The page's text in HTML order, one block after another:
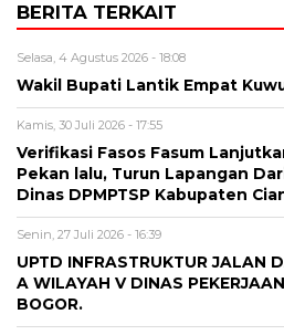
BERITA TERKAIT
Selasa, 4 Agustus 2026 - 18:08
Wakil Bupati Lantik Empat
Kamis, 30 Juli 2026 - 17:55
Verifikasi Fasos Fasum
Pekan lalu, Turun Lapangan
Dinas DPMPTSP Kabupaten
Senin, 27 Juli 2026 - 16:39
UPTD INFRASTRUKTUR JALAN
A WILAYAH V DINAS
BOGOR.